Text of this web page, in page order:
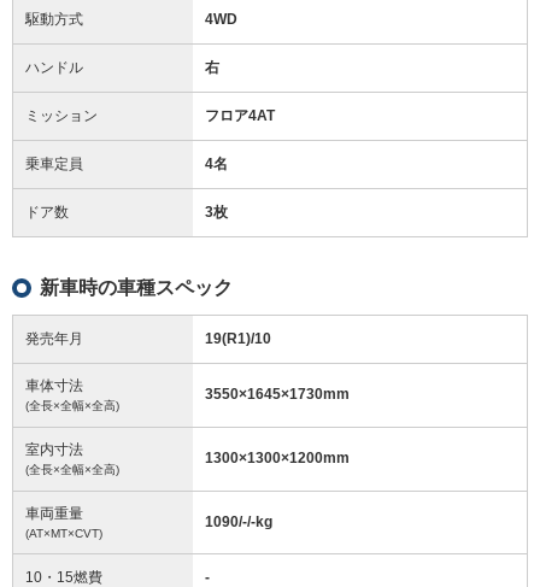
駆動方式 4WD
ハンドル 右
ミッション フロア4AT
乗車定員 4名
ドア数 3枚
新車時の車種スペック
発売年月 19(R1)/10
車体寸法
(全長×全幅×全高)
3550×1645×1730mm
室内寸法
(全長×全幅×全高)
1300×1300×1200mm
車両重量
(AT×MT×CVT)
1090/-/-kg
10・15燃費 -